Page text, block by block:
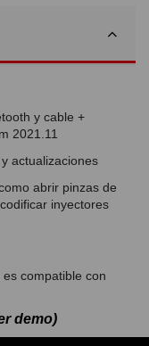
y cable +
2021.11
actualizaciones
abrir pinzas de
inyectores
compatible con
demo)